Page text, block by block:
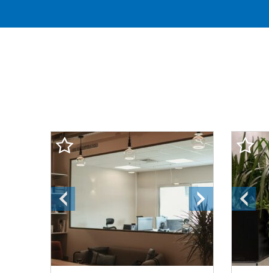
התמונה
הקודמת
התמונה
הקודמת
התמונה
הבאה